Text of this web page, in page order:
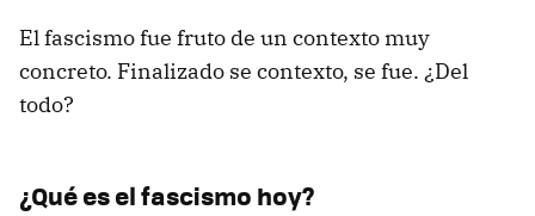
El fascismo fue fruto de un contexto muy
concreto. Finalizado se contexto, se fue. ¿Del
todo?
¿Qué es el fascismo hoy?